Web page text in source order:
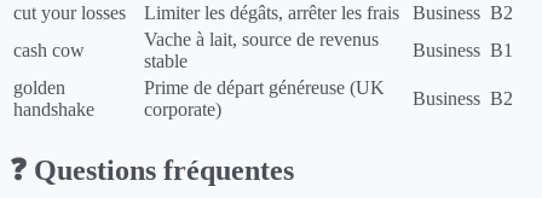
cut your losses
Limiter les dégâts, arrêter les frais Business B2
cash cow
Vache à lait, source de revenus
stable
Business B1
golden
handshake
Prime de départ généreuse (UK
corporate)
Business B2
❓ Questions fréquentes